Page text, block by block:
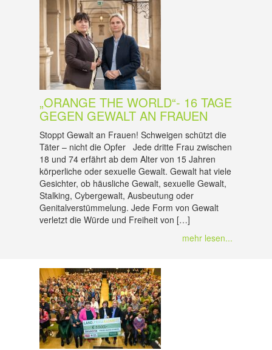
„ORANGE THE WORLD“- 16 TAGE
GEGEN GEWALT AN FRAUEN
Stoppt Gewalt an Frauen! Schweigen schützt die
Täter – nicht die Opfer Jede dritte Frau zwischen
18 und 74 erfährt ab dem Alter von 15 Jahren
körperliche oder sexuelle Gewalt. Gewalt hat viele
Gesichter, ob häusliche Gewalt, sexuelle Gewalt,
Stalking, Cybergewalt, Ausbeutung oder
Genitalverstümmelung. Jede Form von Gewalt
verletzt die Würde und Freiheit von […]
mehr lesen...